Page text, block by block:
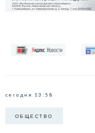
сегодня 13:58
ОБЩЕСТВО